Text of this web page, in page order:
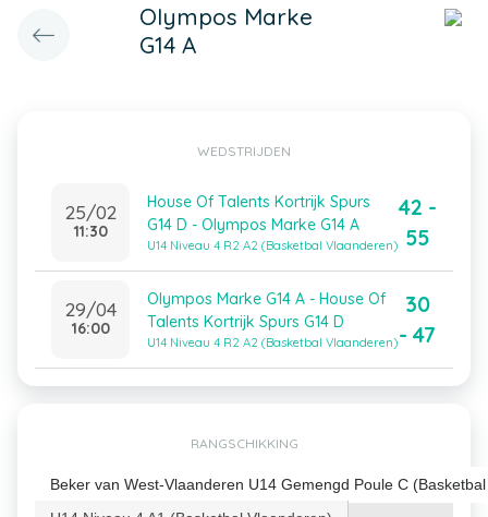
Olympos Marke
G14 A
WEDSTRIJDEN
25/02
11:30
House Of Talents Kortrijk Spurs
G14 D - Olympos Marke G14 A
U14 Niveau 4 R2 A2 (Basketbal Vlaanderen)
42 -
55
29/04
16:00
Olympos Marke G14 A - House Of
Talents Kortrijk Spurs G14 D
U14 Niveau 4 R2 A2 (Basketbal Vlaanderen)
30
- 47
RANGSCHIKKING
Beker van West-Vlaanderen U14 Gemengd Poule C